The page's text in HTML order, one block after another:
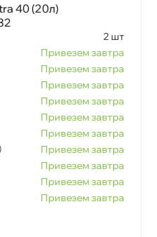
40 (20л)
2 шт
Привезем завтра
Привезем завтра
Привезем завтра
Привезем завтра
Привезем завтра
Привезем завтра
Привезем завтра
Привезем завтра
Привезем завтра
Привезем завтра